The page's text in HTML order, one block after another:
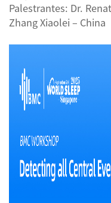
Palestrantes: Dr.
Zhang Xiaolei – China